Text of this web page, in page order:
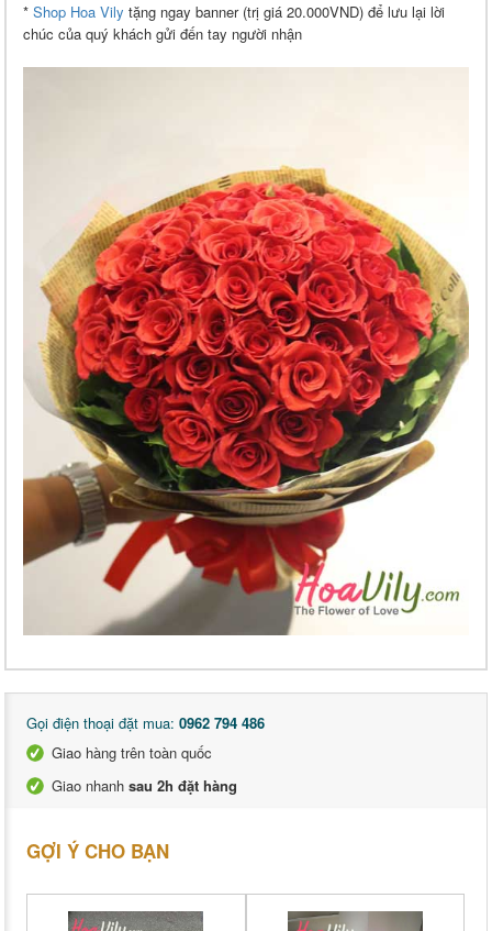
* Shop Hoa Vily tặng ngay banner (trị giá 20.000VND) để lưu lại lời
chúc của quý khách gửi đến tay người nhận
Gọi điện thoại đặt mua: 0962 794 486
Giao hàng trên toàn quốc
Giao nhanh sau 2h đặt hàng
GỢI Ý CHO BẠN